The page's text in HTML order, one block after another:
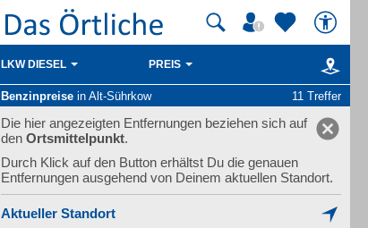
LKW DIESEL PREIS
Benzinpreise in Alt-Sührkow 11 Treffer
Die hier angezeigten Entfernungen beziehen sich auf
den Ortsmittelpunkt.
Durch Klick auf den Button erhältst Du die genauen
Entfernungen ausgehend von Deinem aktuellen Standort.
Aktueller Standort